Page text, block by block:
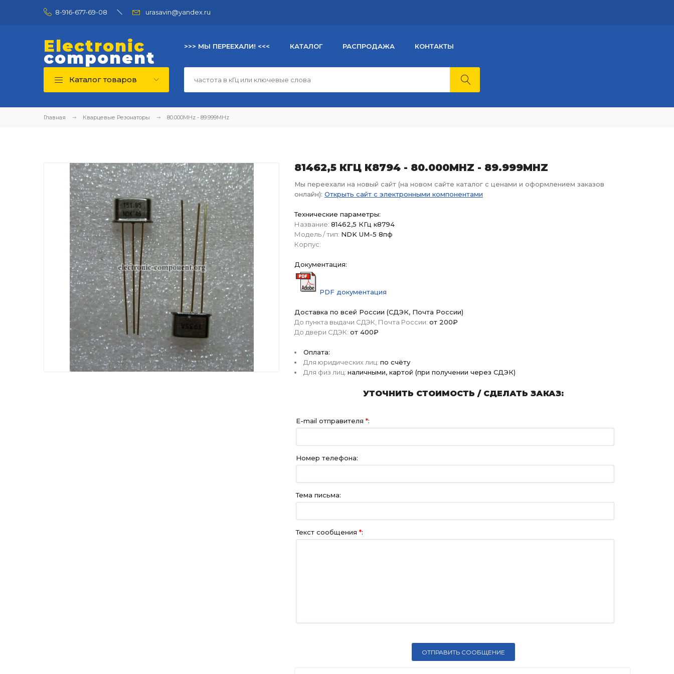
8-916-677-69-08 urasavin@yandex.ru
Electronic
component
>>> МЫ ПЕРЕЕХАЛИ! <<< КАТАЛОГ РАСПРОДАЖА КОНТАКТЫ
Каталог товаров
Главная Кварцевые Резонаторы 80.000MHz - 89.999MHz
81462,5 КГЦ К8794 - 80.000MHZ - 89.999MHZ
Мы переехали на новый сайт (на новом сайте каталог с ценами и оформлением заказов
онлайн): Открыть сайт с электронными компонентами
Технические параметры:
Название: 81462,5 КГц к8794
Модель / тип: NDK UM-5 8пф
Корпус:
Документация:
PDF документация
Доставка по всей России (СДЭК, Почта России)
До пункта выдачи СДЭК, Почта России: от 200₽
До двери СДЭК: от 400₽
Оплата:
Для юридических лиц: по счёту
Для физ лиц: наличными, картой (при получении через СДЭК)
УТОЧНИТЬ СТОИМОСТЬ / СДЕЛАТЬ ЗАКАЗ:
E-mail отправителя *:
Номер телефона:
Тема письма:
Текст сообщения *: